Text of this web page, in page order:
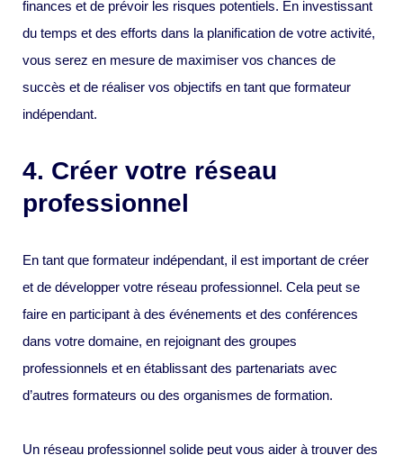
finances et de prévoir les risques potentiels. En investissant
du temps et des efforts dans la planification de votre activité,
vous serez en mesure de maximiser vos chances de
succès et de réaliser vos objectifs en tant que formateur
indépendant.
4. Créer votre réseau
professionnel
En tant que formateur indépendant, il est important de créer
et de développer votre réseau professionnel. Cela peut se
faire en participant à des événements et des conférences
dans votre domaine, en rejoignant des groupes
professionnels et en établissant des partenariats avec
d’autres formateurs ou des organismes de formation.
Un réseau professionnel solide peut vous aider à trouver des